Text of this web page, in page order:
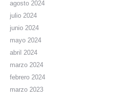
agosto 2024
julio 2024
junio 2024
mayo 2024
abril 2024
marzo 2024
febrero 2024
marzo 2023